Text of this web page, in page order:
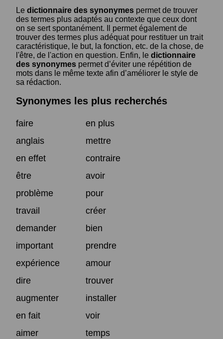
Le dictionnaire des synonymes permet de trouver
des termes plus adaptés au contexte que ceux dont
on se sert spontanément. Il permet également de
trouver des termes plus adéquat pour restituer un trait
caractéristique, le but, la fonction, etc. de la chose, de
l'être, de l'action en question. Enfin, le dictionnaire
des synonymes permet d’éviter une répétition de
mots dans le même texte afin d’améliorer le style de
sa rédaction.
Synonymes les plus recherchés
faire
en plus
anglais
mettre
en effet
contraire
être
avoir
problème
pour
travail
créer
demander
bien
important
prendre
expérience
amour
dire
trouver
augmenter
installer
en fait
voir
aimer
temps